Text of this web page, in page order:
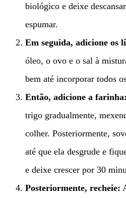
biológico e deixe
espumar.
Em seguida, adicione os
óleo, o ovo e o sal à
bem até incorporar todos
Então, adicione a farinha:
trigo gradualmente,
colher. Posteriormente,
até que ela desgrude e
e deixe crescer por 30
Posteriormente, recheie: